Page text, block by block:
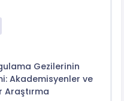
Gezilerinin
Akademisyenler ve
Araştırma